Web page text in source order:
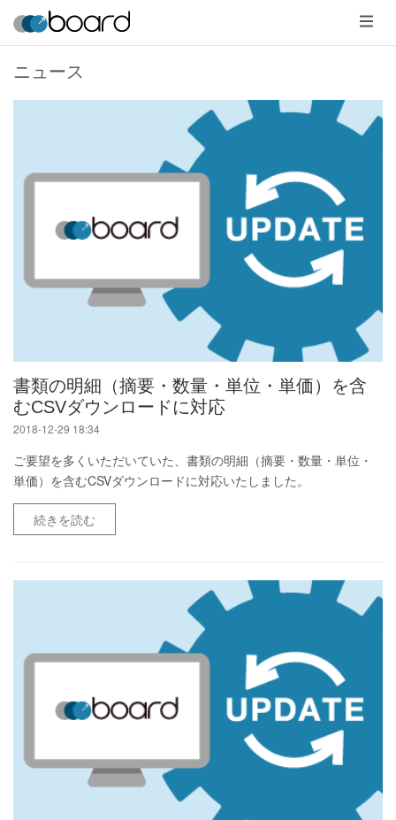
メ
ニ
ュ
ー
ニュース
書類の明細（摘要・数量・単位・単価）を含
むCSVダウンロードに対応
2018-12-29 18:34
ご要望を多くいただいていた、書類の明細（摘要・数量・単位・
単価）を含むCSVダウンロードに対応いたしました。
続きを読む